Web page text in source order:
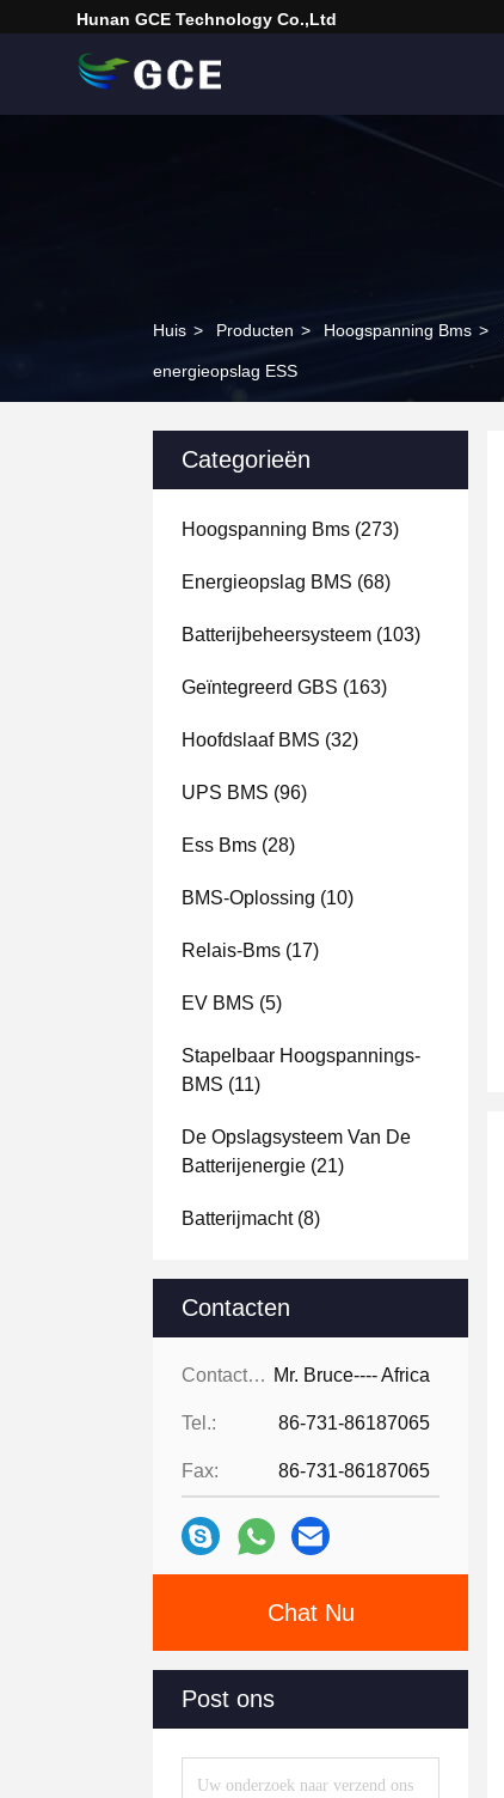
Hunan GCE Technology Co.,Ltd
Huis > Producten > Hoogspanning Bms >
energieopslag ESS
Categorieën
Hoogspanning Bms (273)
Energieopslag BMS (68)
Batterijbeheersysteem (103)
Geïntegreerd GBS (163)
Hoofdslaaf BMS (32)
UPS BMS (96)
Ess Bms (28)
BMS-Oplossing (10)
Relais-Bms (17)
EV BMS (5)
Stapelbaar Hoogspannings-
BMS (11)
De Opslagsysteem Van De
Batterijenergie (21)
Batterijmacht(8)
Contacten
Contacten: Mr. Bruce---- Africa
Tel.: 86-731-86187065
Fax: 86-731-86187065
Chat Nu
Post ons